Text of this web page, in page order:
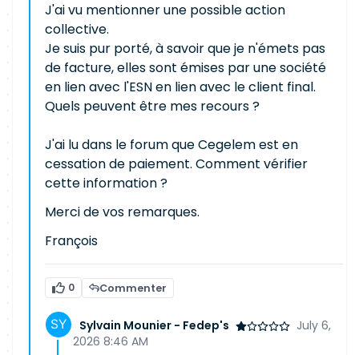
J'ai vu mentionner une possible action
collective.
Je suis pur porté, à savoir que je n'émets pas
de facture, elles sont émises par une société
en lien avec l'ESN en lien avec le client final.
Quels peuvent être mes recours ?
J'ai lu dans le forum que Cegelem est en
cessation de paiement. Comment vérifier
cette information ?
Merci de vos remarques.
François
0 Commenter
Sylvain Mounier - Fedep's
July 6,
2026 8:46 AM